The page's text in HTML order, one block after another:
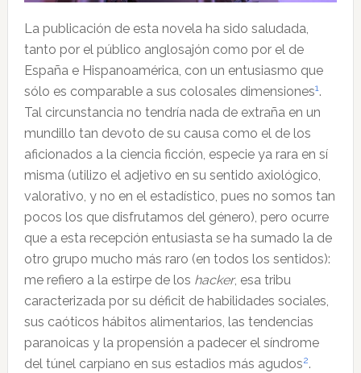
La publicación de esta novela ha sido saludada,
tanto por el público anglosajón como por el de
España e Hispanoamérica, con un entusiasmo que
sólo es comparable a sus colosales dimensiones1.
Tal circunstancia no tendría nada de extraña en un
mundillo tan devoto de su causa como el de los
aficionados a la ciencia ficción, especie ya rara en sí
misma (utilizo el adjetivo en su sentido axiológico,
valorativo, y no en el estadístico, pues no somos tan
pocos los que disfrutamos del género), pero ocurre
que a esta recepción entusiasta se ha sumado la de
otro grupo mucho más raro (en todos los sentidos):
me refiero a la estirpe de los hacker, esa tribu
caracterizada por su déficit de habilidades sociales,
sus caóticos hábitos alimentarios, las tendencias
paranoicas y la propensión a padecer el síndrome
del túnel carpiano en sus estadios más agudos2.